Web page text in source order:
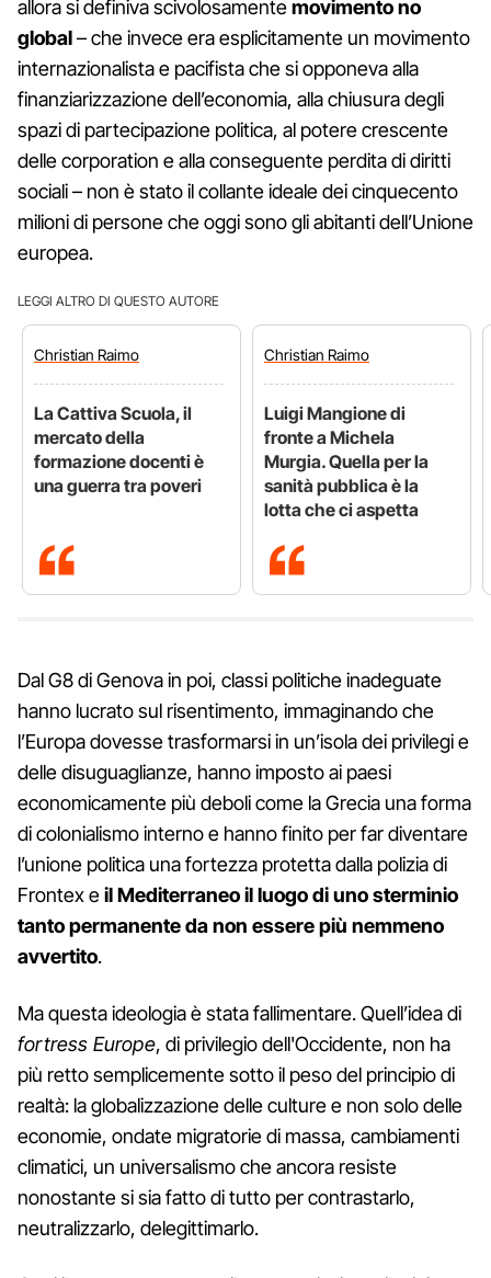
allora si definiva scivolosamentemovimento no
global– che invece era esplicitamente un movimento
internazionalista e pacifista che si opponeva alla
finanziarizzazione dell’economia, alla chiusura degli
spazi di partecipazione politica, al potere crescente
delle corporation e alla conseguente perdita di diritti
sociali – non è stato il collante ideale dei cinquecento
milioni di persone che oggi sono gli abitanti dell’Unione
europea.
LEGGI ALTRO DI QUESTO AUTORE
Christian Raimo
La Cattiva Scuola, il
mercato della
formazione docenti è
una guerra tra poveri
Christian Raimo
Luigi Mangione di
fronte a Michela
Murgia. Quella per la
sanità pubblica è la
lotta che ci aspetta
Dal G8 di Genova in poi, classi politiche inadeguate
hanno lucrato sul risentimento, immaginando che
l’Europa dovesse trasformarsi in un’isola dei privilegi e
delle disuguaglianze, hanno imposto ai paesi
economicamente più deboli come la Grecia una forma
di colonialismo interno e hanno finito per far diventare
l’unione politica una fortezza protetta dalla polizia di
Frontex eil Mediterraneo il luogo di uno sterminio
tanto permanente da non essere più nemmeno
avvertito.
Ma questa ideologia è stata fallimentare. Quell’idea di
fortress Europe, di privilegio dell'Occidente, non ha
più retto semplicemente sotto il peso del principio di
realtà: la globalizzazione delle culture e non solo delle
economie, ondate migratorie di massa, cambiamenti
climatici, un universalismo che ancora resiste
nonostante si sia fatto di tutto per contrastarlo,
neutralizzarlo, delegittimarlo.